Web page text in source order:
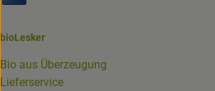
bioLesker
Bio aus Überzeugung
Lieferservice